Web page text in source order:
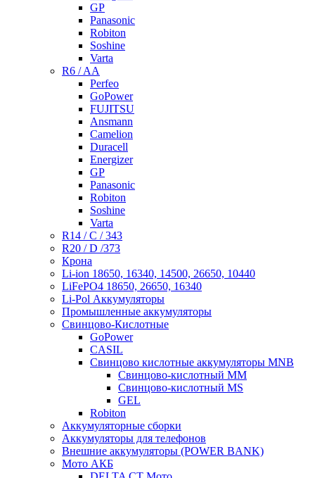
GP
Panasonic
Robiton
Soshine
Varta
R6 / AA
Perfeo
GoPower
FUJITSU
Ansmann
Camelion
Duracell
Energizer
GP
Panasonic
Robiton
Soshine
Varta
R14 / C / 343
R20 / D /373
Крона
Li-ion 18650, 16340, 14500, 26650, 10440
LiFePO4 18650, 26650, 16340
Li-Pol Аккумуляторы
Промышленные аккумуляторы
Свинцово-Кислотные
GoPower
CASIL
Свинцово кислотные аккумуляторы MNB
Cвинцово-кислотный MM
Cвинцово-кислотный MS
GEL
Robiton
Аккумуляторные сборки
Аккумуляторы для телефонов
Внешние аккумуляторы (POWER BANK)
Мото АКБ